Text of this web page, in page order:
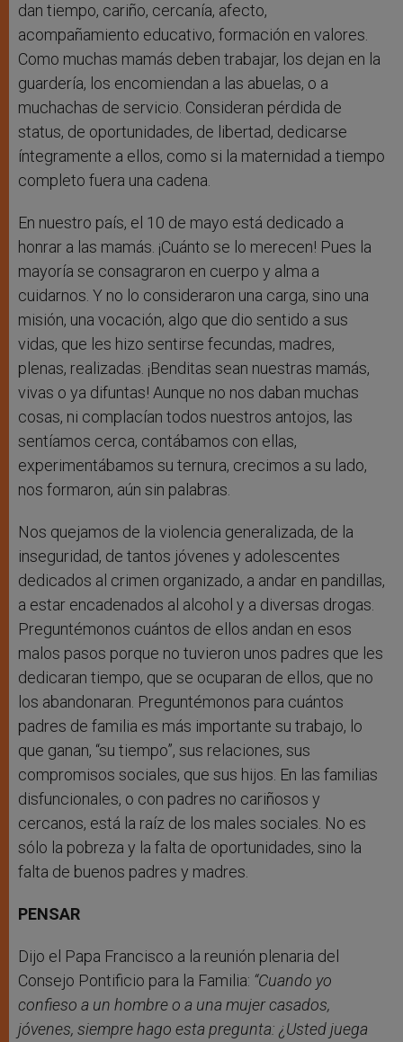
dan tiempo, cariño, cercanía, afecto,
acompañamiento educativo, formación en valores.
Como muchas mamás deben trabajar, los dejan en la
guardería, los encomiendan a las abuelas, o a
muchachas de servicio. Consideran pérdida de
status, de oportunidades, de libertad, dedicarse
íntegramente a ellos, como si la maternidad a tiempo
completo fuera una cadena.
En nuestro país, el 10 de mayo está dedicado a
honrar a las mamás. ¡Cuánto se lo merecen! Pues la
mayoría se consagraron en cuerpo y alma a
cuidarnos. Y no lo consideraron una carga, sino una
misión, una vocación, algo que dio sentido a sus
vidas, que les hizo sentirse fecundas, madres,
plenas, realizadas. ¡Benditas sean nuestras mamás,
vivas o ya difuntas! Aunque no nos daban muchas
cosas, ni complacían todos nuestros antojos, las
sentíamos cerca, contábamos con ellas,
experimentábamos su ternura, crecimos a su lado,
nos formaron, aún sin palabras.
Nos quejamos de la violencia generalizada, de la
inseguridad, de tantos jóvenes y adolescentes
dedicados al crimen organizado, a andar en pandillas,
a estar encadenados al alcohol y a diversas drogas.
Preguntémonos cuántos de ellos andan en esos
malos pasos porque no tuvieron unos padres que les
dedicaran tiempo, que se ocuparan de ellos, que no
los abandonaran. Preguntémonos para cuántos
padres de familia es más importante su trabajo, lo
que ganan, “su tiempo”, sus relaciones, sus
compromisos sociales, que sus hijos. En las familias
disfuncionales, o con padres no cariñosos y
cercanos, está la raíz de los males sociales. No es
sólo la pobreza y la falta de oportunidades, sino la
falta de buenos padres y madres.
PENSAR
Dijo el Papa Francisco a la reunión plenaria del
Consejo Pontificio para la Familia: “Cuando yo
confieso a un hombre o a una mujer casados,
jóvenes, siempre hago esta pregunta: ¿Usted juega